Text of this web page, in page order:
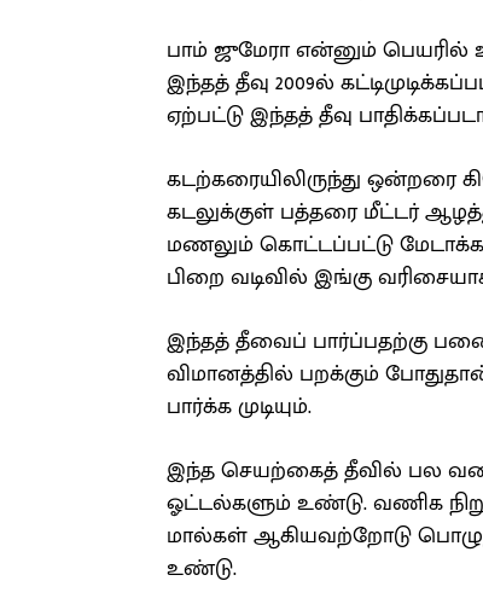
பாம் ஜுமேரா என்னும் பெயரில்
இந்தத் தீவு 2009ல்
ஏற்பட்டு இந்தத் தீவு
கடற்கரையிலிருந்து
கடலுக்குள் பத்தரை மீட்டர்
மணலும் கொட்டப்பட்டு
பிறை வடிவில் இங்கு
இந்தத் தீவைப் பார்ப்பதற்கு
விமானத்தில் பறக்கும்
பார்க்க முடியும்.
இந்த செயற்கைத் தீவில் பல
ஓட்டல்களும் உண்டு. வணிக
மால்கள் ஆகியவற்றோடு
உண்டு.